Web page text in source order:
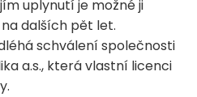
uplynutí je možné ji
dalších pět let.
schválení společnosti
a.s., která vlastní licenci